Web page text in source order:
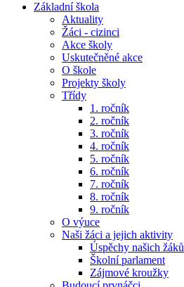
Základní škola
Aktuality
Žáci - cizinci
Akce školy
Uskutečněné akce
O škole
Projekty školy
Třídy
1. ročník
2. ročník
3. ročník
4. ročník
5. ročník
6. ročník
7. ročník
8. ročník
9. ročník
O výuce
Naši žáci a jejich aktivity
Úspěchy našich žáků
Školní parlament
Zájmové kroužky